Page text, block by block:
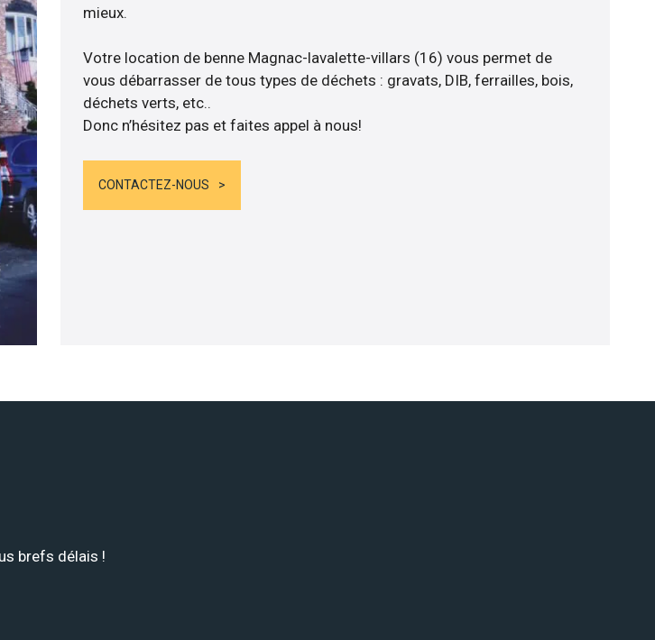
mieux.
Votre location de benne Magnac-lavalette-villars (16) vous permet de
vous débarrasser de tous types de déchets : gravats, DIB, ferrailles, bois,
déchets verts, etc..
Donc n’hésitez pas et faites appel à nous!
CONTACTEZ-NOUS
brefs délais !